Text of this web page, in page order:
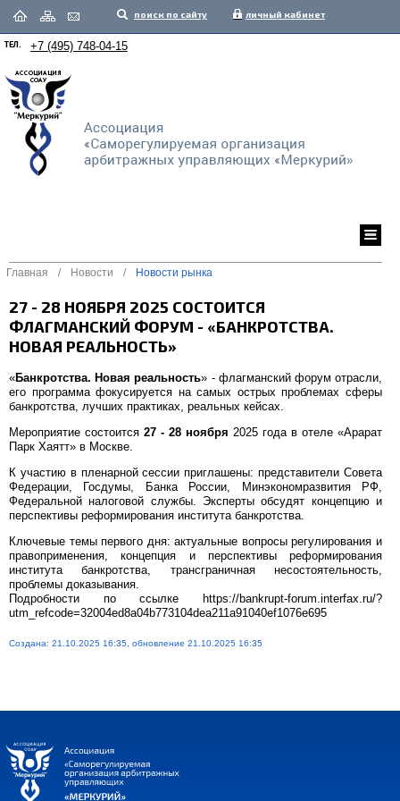
поиск по сайту личный кабинет
ТЕЛ. +7 (495) 748-04-15
Главная / Новости / Новости рынка
27 - 28 НОЯБРЯ 2025 СОСТОИТСЯ
ФЛАГМАНСКИЙ ФОРУМ - «БАНКРОТСТВА.
НОВАЯ РЕАЛЬНОСТЬ»
«Банкротства. Новая реальность» - флагманский форум отрасли,
его программа фокусируется на самых острых проблемах сферы
банкротства, лучших практиках, реальных кейсах.
Мероприятие состоится 27 - 28 ноября 2025 года в отеле «Арарат
Парк Хаятт» в Москве.
К участию в пленарной сессии приглашены: представители Совета
Федерации, Госдумы, Банка России, Минэкономразвития РФ,
Федеральной налоговой службы. Эксперты обсудят концепцию и
перспективы реформирования института банкротства.
Ключевые темы первого дня: актуальные вопросы регулирования и
правоприменения, концепция и перспективы реформирования
института банкротства, трансграничная несостоятельность,
проблемы доказывания.
Подробности по ссылке https://bankrupt-forum.interfax.ru/?
utm_refcode=32004ed8a04b773104dea211a91040ef1076e695
Создана: 21.10.2025 16:35, обновление 21.10.2025 16:35